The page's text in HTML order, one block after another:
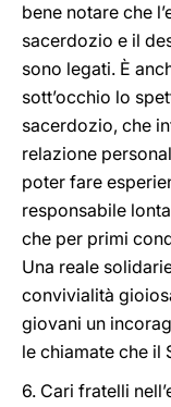
bene notare che
sacerdozio e il
sono legati. È
sott’occhio lo
sacerdozio, che
relazione
poter fare
responsabile
che per primi
Una reale
convivialità
giovani un
le chiamate che il
6. Cari fratelli